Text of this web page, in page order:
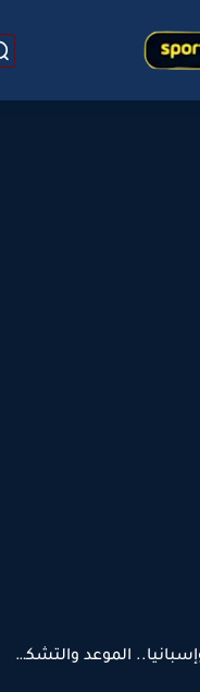
تشكيل منتخب إسبانيا وبلجيكا المتوقع في كأس العالم 2026